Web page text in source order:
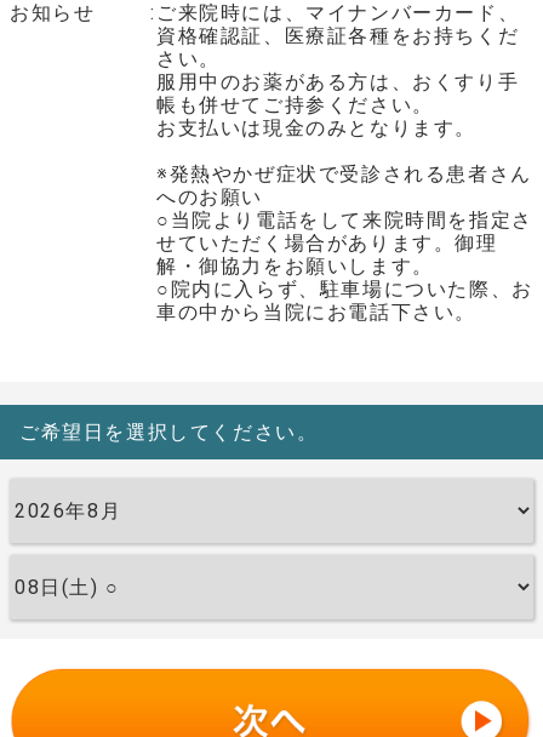
お知らせ
ご来院時には、マイナンバーカード、
資格確認証、医療証各種をお持ちくだ
さい。
服用中のお薬がある方は、おくすり手
帳も併せてご持参ください。
お支払いは現金のみとなります。
※発熱やかぜ症状で受診される患者さん
へのお願い
○当院より電話をして来院時間を指定さ
せていただく場合があります。御理
解・御協力をお願いします。
○院内に入らず、駐車場についた際、お
車の中から当院にお電話下さい。
ご希望日を選択してください。